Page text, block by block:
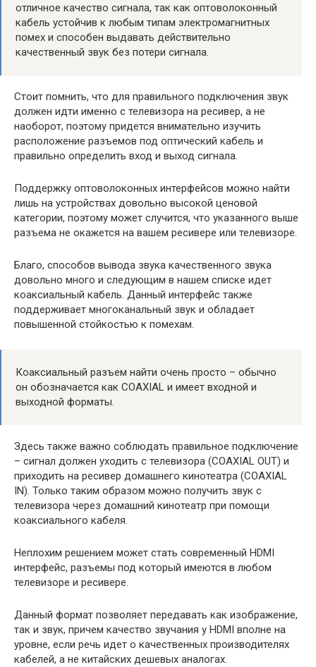
отличное качество сигнала, так как оптоволоконный
кабель устойчив к любым типам электромагнитных
помех и способен выдавать действительно
качественный звук без потери сигнала.
Стоит помнить, что для правильного подключения звук
должен идти именно с телевизора на ресивер, а не
наоборот, поэтому придется внимательно изучить
расположение разъемов под оптический кабель и
правильно определить вход и выход сигнала.
Поддержку оптоволоконных интерфейсов можно найти
лишь на устройствах довольно высокой ценовой
категории, поэтому может случится, что указанного выше
разъема не окажется на вашем ресивере или телевизоре.
Благо, способов вывода звука качественного звука
довольно много и следующим в нашем списке идет
коаксиальный кабель. Данный интерфейс также
поддерживает многоканальный звук и обладает
повышенной стойкостью к помехам.
Коаксиальный разъем найти очень просто – обычно
он обозначается как COAXIAL и имеет входной и
выходной форматы.
Здесь также важно соблюдать правильное подключение
– сигнал должен уходить с телевизора (COAXIAL OUT) и
приходить на ресивер домашнего кинотеатра (COAXIAL
IN). Только таким образом можно получить звук с
телевизора через домашний кинотеатр при помощи
коаксиального кабеля.
Неплохим решением может стать современный HDMI
интерфейс, разъемы под который имеются в любом
телевизоре и ресивере.
Данный формат позволяет передавать как изображение,
так и звук, причем качество звучания у HDMI вполне на
уровне, если речь идет о качественных производителях
кабелей, а не китайских дешевых аналогах.